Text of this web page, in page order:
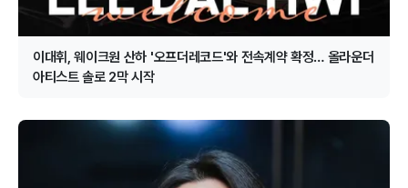
이대휘, 웨이크원 산하 '오프더레코드'와 전속계약 확정… 올라운더
아티스트 솔로 2막 시작